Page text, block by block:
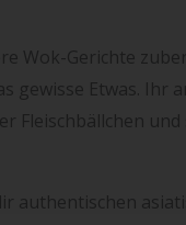
Wok-Gerichte
gewisse Etwas. Ihr
Fleischbällchen
authentischen